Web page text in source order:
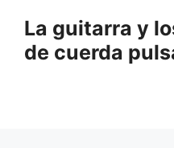
contenido
La guitarra y
de cuerda